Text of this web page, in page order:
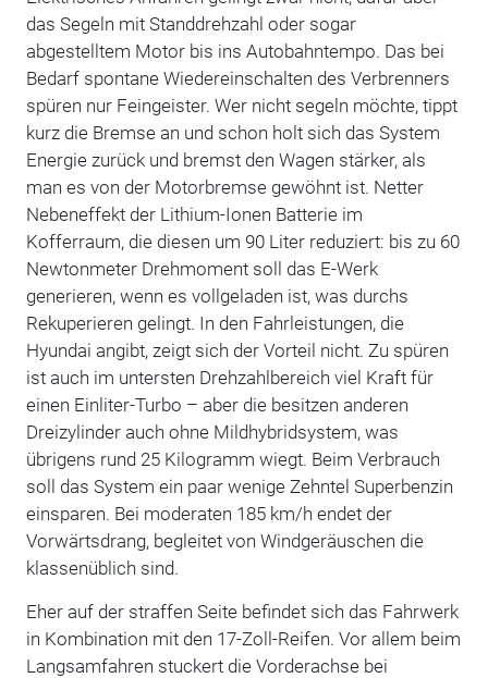
das Segeln mit Standdrehzahl oder sogar
abgestelltem Motor bis ins Autobahntempo. Das bei
Bedarf spontane Wiedereinschalten des Verbrenners
spüren nur Feingeister. Wer nicht segeln möchte, tippt
kurz die Bremse an und schon holt sich das System
Energie zurück und bremst den Wagen stärker, als
man es von der Motorbremse gewöhnt ist. Netter
Nebeneffekt der Lithium-Ionen Batterie im
Kofferraum, die diesen um 90 Liter reduziert: bis zu 60
Newtonmeter Drehmoment soll das E-Werk
generieren, wenn es vollgeladen ist, was durchs
Rekuperieren gelingt. In den Fahrleistungen, die
Hyundai angibt, zeigt sich der Vorteil nicht. Zu spüren
ist auch im untersten Drehzahlbereich viel Kraft für
einen Einliter-Turbo – aber die besitzen anderen
Dreizylinder auch ohne Mildhybridsystem, was
übrigens rund 25 Kilogramm wiegt. Beim Verbrauch
soll das System ein paar wenige Zehntel Superbenzin
einsparen. Bei moderaten 185 km/h endet der
Vorwärtsdrang, begleitet von Windgeräuschen die
klassenüblich sind.
Eher auf der straffen Seite befindet sich das Fahrwerk
in Kombination mit den 17-Zoll-Reifen. Vor allem beim
Langsamfahren stuckert die Vorderachse bei